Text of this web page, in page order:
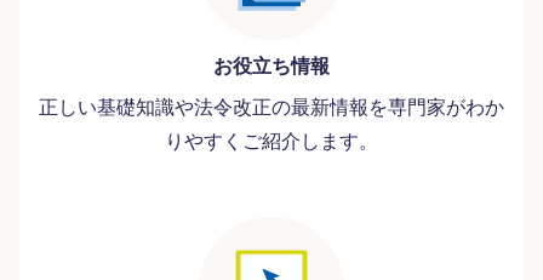
お役立ち情報
正しい基礎知識や法令改正の最新情報を専門家がわか
りやすくご紹介します。